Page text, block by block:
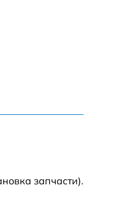
запчасти).